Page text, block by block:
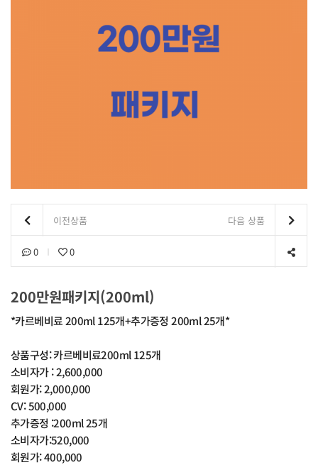
이전상품 다음 상품
0 0
200만원패키지(200ml)
*카르베비료 200ml 125개+추가증정 200ml 25개*
상품구성: 카르베비료200ml 125개
소비자가 : 2,600,000
회원가: 2,000,000
CV: 500,000
추가증정 :200ml 25개
소비자가:520,000
회원가: 400,000